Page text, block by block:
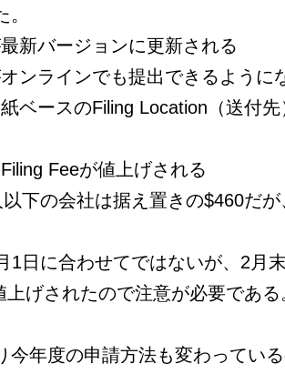
新バージョンに更新される
ンラインでも提出できるように
ベースのFiling Location（送付
Feeが値上げされる
以下の会社は据え置きの$460だ
1日に合わせてではないが、2月
上げされたので注意が必要である
今年度の申請方法も変わってい